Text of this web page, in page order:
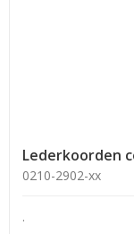
Lederkoorden
0210-2902-xx
.